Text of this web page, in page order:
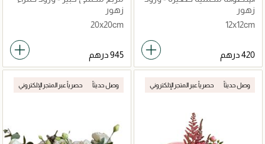
وأوكالبتوس
زهور
12x12cm
وقلوب
زهور
20x20cm
وصل حديثاً حصرياً عبر المتجر الإلكتروني وصل حديثاً حصرياً عبر المتجر الإلكتروني